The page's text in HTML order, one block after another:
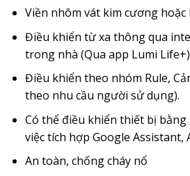
Viền nhôm vát kim cương
Điều khiển từ xa thông qua
trong nhà (Qua app Lumi Life+)
Điều khiển theo nhóm Rule,
theo nhu cầu người sử dụng).
Có thể điều khiển thiết bị
việc tích hợp Google Assistant,
An toàn, chống cháy nổ